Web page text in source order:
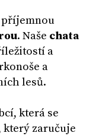
. Naše chata
a
a
lesů.
která se
který zaručuje